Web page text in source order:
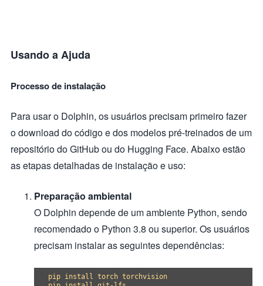
Usando a Ajuda
Processo de instalação
Para usar o Dolphin, os usuários precisam primeiro fazer
o download do código e dos modelos pré-treinados de um
repositório do GitHub ou do Hugging Face. Abaixo estão
as etapas detalhadas de instalação e uso:
Preparação ambiental
O Dolphin depende de um ambiente Python, sendo
recomendado o Python 3.8 ou superior. Os usuários
precisam instalar as seguintes dependências:
pip install torch torchvision